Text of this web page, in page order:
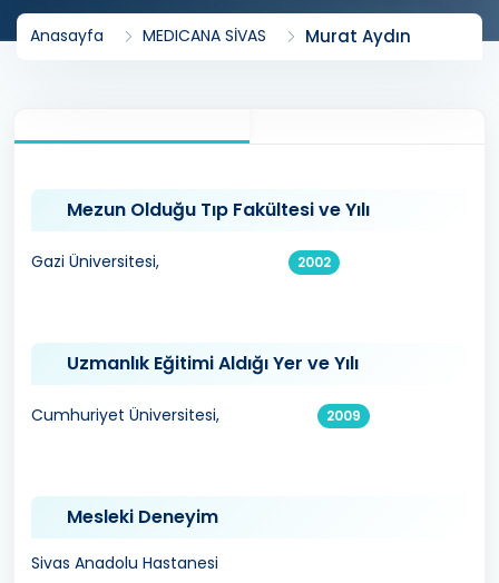
Anasayfa MEDICANA SİVAS Murat Aydın
Mezun Olduğu Tıp Fakültesi ve Yılı
Gazi Üniversitesi, 2002
Uzmanlık Eğitimi Aldığı Yer ve Yılı
Cumhuriyet Üniversitesi, 2009
Mesleki Deneyim
Sivas Anadolu Hastanesi